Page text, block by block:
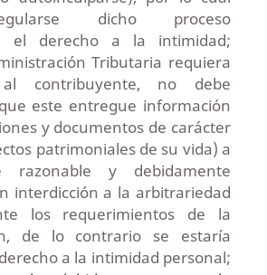
dicho proceso
el derecho a la intimidad;
Tributaria requiera
al contribuyente, no debe
este entregue información
y documentos de carácter
patrimoniales de su vida) a
y debidamente
interdicción a la arbitrariedad
los requerimientos de la
de lo contrario se estaría
a la intimidad personal;